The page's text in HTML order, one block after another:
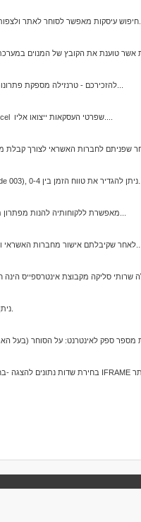
חיפוש עיסקות מאפשר לסוחר לאתר ולצפות בעיסקאות שונות שהתבצעו דרך המערכת. אפשרויות החיפוש הן...
להזכירכם - טרנזילה מספקת פתרונות סליקה נוספים הכוללים: -סליקה באינטרנט -דף סליקה באינטרנט...
לאחר הגדרת הדוח בדומה לאופציית החיפוש, ניתן לחולל קובץ:Excel שפרטי העסקאות ייצואו אליו....
כשעסקה דורשת יצירת קשר עם חברות האשראי וקבלת אישור (code 003), ניתן להגדיר את טווח הזמן בין 0-4...
לאחר שקיבלתם אישור מחברות האשראי ומצוות טרנזילה, והכל נבדק ואושר על ידכם, עליכם למלא את טופס...
ניתן לקבוע את שפת הממשק שתופיע עם כניסתך ללוח בקרת המסחר.